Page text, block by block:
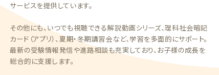
サービスを提供しています。
その他にも、いつでも視聴できる解説動画シリーズ、理科社会暗記
カード（アプリ）、夏期・冬期講習会など、学習を多面的にサポート。
最新の受験情報発信や進路相談も充実しており、お子様の成長を
総合的に支援します。